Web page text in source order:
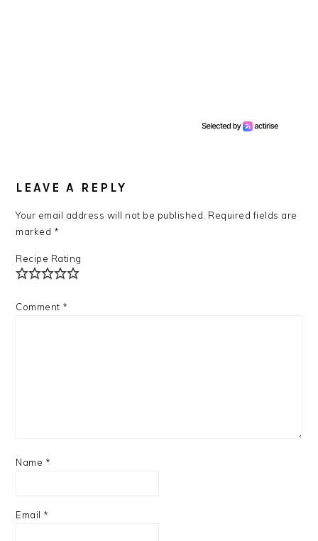
INTERACTIONS
LEAVE A REPLY
Your email address will not be published. Required fields are
marked *
Recipe Rating
Comment *
Name *
Email *